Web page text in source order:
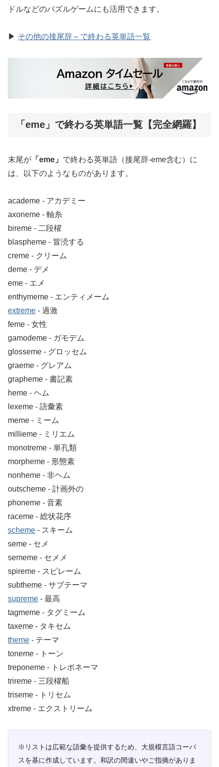
ドルなどのパズルゲームにも活用できます。
▶ その他の接尾辞～で終わる英単語一覧
「eme」で終わる英単語一覧【完全網羅】
末尾が 「eme」 で終わる英単語（接尾辞-eme含む）に
は、以下のようなものがあります。
academe ‐ アカデミー
axoneme ‐ 軸糸
bireme ‐ 二段櫂
blaspheme ‐ 冒涜する
creme ‐ クリーム
deme ‐ デメ
eme ‐ エメ
enthymeme ‐ エンティメーム
extreme ‐ 過激
feme ‐ 女性
gamodeme ‐ ガモデム
glosseme ‐ グロッセム
graeme ‐ グレアム
grapheme ‐ 書記素
heme ‐ ヘム
lexeme ‐ 語彙素
meme ‐ ミーム
millieme ‐ ミリエム
monotreme ‐ 単孔類
morpheme ‐ 形態素
nonheme ‐ 非ヘム
outscheme ‐ 計画外の
phoneme ‐ 音素
raceme ‐ 総状花序
scheme ‐ スキーム
seme ‐ セメ
sememe ‐ セメメ
spireme ‐ スピレーム
subtheme ‐ サブテーマ
supreme ‐ 最高
tagmeme ‐ タグミーム
taxeme ‐ タキセム
theme ‐ テーマ
toneme ‐ トーン
treponeme ‐ トレポネーマ
trireme ‐ 三段櫂船
triseme ‐ トリセム
xtreme ‐ エクストリーム
※リストは広範な語彙を提供するため、大規模言語コーパ
スを基に作成しています。和訳の間違いやご指摘がありま